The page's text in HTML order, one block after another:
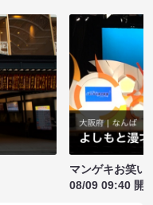
マンゲキお笑い
08/09 09:40 開